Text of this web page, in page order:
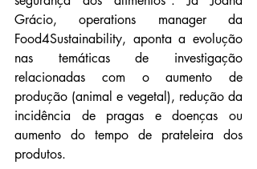
Grácio, operations manager da
Food4Sustainability, aponta a evolução
nas temáticas de investigação
relacionadas com o aumento de
produção (animal e vegetal), redução da
incidência de pragas e doenças ou
aumento do tempo de prateleira dos
produtos.